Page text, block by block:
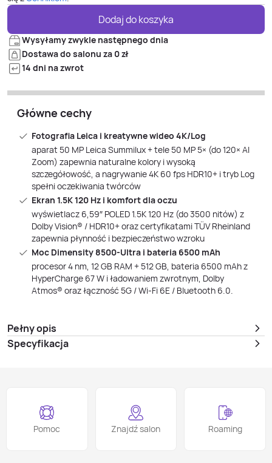
Dodaj do koszyka
Wysyłamy zwykle następnego dnia
Dostawa do salonu za 0 zł
14 dni na zwrot
Główne cechy
Fotografia Leica i kreatywne wideo 4K/Log
aparat 50 MP Leica Summilux + tele 50 MP 5× (do 120× AI
Zoom) zapewnia naturalne kolory i wysoką
szczegółowość, a nagrywanie 4K 60 fps HDR10+ i tryb Log
spełni oczekiwania twórców
Ekran 1.5K 120 Hz i komfort dla oczu
wyświetlacz 6,59″ POLED 1.5K 120 Hz (do 3500 nitów) z
Dolby Vision® / HDR10+ oraz certyfikatami TÜV Rheinland
zapewnia płynność i bezpieczeństwo wzroku
Moc Dimensity 8500‑Ultra i bateria 6500 mAh
procesor 4 nm, 12 GB RAM + 512 GB, bateria 6500 mAh z
HyperCharge 67 W i ładowaniem zwrotnym, Dolby
Atmos® oraz łączność 5G / Wi‑Fi 6E / Bluetooth 6.0.
Pełny opis
Specyfikacja
Pomoc Znajdź salon Roaming